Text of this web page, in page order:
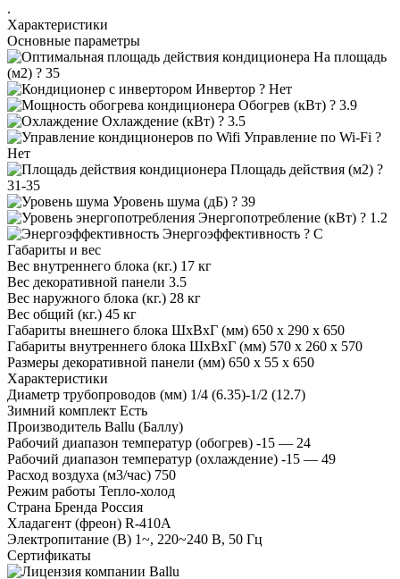
.
Характеристики
Основные параметры
На площадь
(м2) ? 35
Инвертор ? Нет
Обогрев (кВт) ? 3.9
Охлаждение (кВт) ? 3.5
Управление по Wi-Fi ?
Нет
Площадь действия (м2) ?
31-35
Уровень шума (дБ) ? 39
Энергопотребление (кВт) ? 1.2
Энергоэффективность ? C
Габариты и вес
Вес внутреннего блока (кг.) 17 кг
Вес декоративной панели 3.5
Вес наружного блока (кг.) 28 кг
Вес общий (кг.) 45 кг
Габариты внешнего блока ШхВхГ (мм) 650 x 290 x 650
Габариты внутреннего блока ШхВхГ (мм) 570 x 260 x 570
Размеры декоративной панели (мм) 650 x 55 x 650
Характеристики
Диаметр трубопроводов (мм) 1/4 (6.35)-1/2 (12.7)
Зимний комплект Есть
Производитель Ballu (Баллу)
Рабочий диапазон температур (обогрев) -15 — 24
Рабочий диапазон температур (охлаждение) -15 — 49
Расход воздуха (м3/час) 750
Режим работы Тепло-холод
Страна Бренда Россия
Хладагент (фреон) R-410A
Электропитание (В) 1~, 220~240 В, 50 Гц
Сертификаты